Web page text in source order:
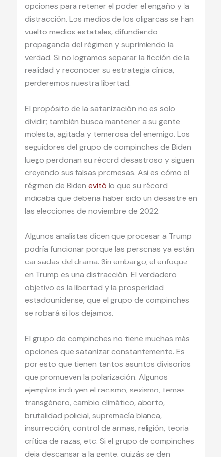
opciones para retener el poder el engaño y la
distracción. Los medios de los oligarcas se han
vuelto medios estatales, difundiendo
propaganda del régimen y suprimiendo la
verdad. Si no logramos separar la ficción de la
realidad y reconocer su estrategia cínica,
perderemos nuestra libertad.
El propósito de la satanización no es solo
dividir; también busca mantener a su gente
molesta, agitada y temerosa del enemigo. Los
seguidores del grupo de compinches de Biden
luego perdonan su récord desastroso y siguen
creyendo sus falsas promesas. Así es cómo el
régimen de Biden evitó lo que su récord
indicaba que debería haber sido un desastre en
las elecciones de noviembre de 2022.
Algunos analistas dicen que procesar a Trump
podría funcionar porque las personas ya están
cansadas del drama. Sin embargo, el enfoque
en Trump es una distracción. El verdadero
objetivo es la libertad y la prosperidad
estadounidense, que el grupo de compinches
se robará si los dejamos.
El grupo de compinches no tiene muchas más
opciones que satanizar constantemente. Es
por esto que tienen tantos asuntos divisorios
que promueven la polarización. Algunos
ejemplos incluyen el racismo, sexismo, temas
transgénero, cambio climático, aborto,
brutalidad policial, supremacía blanca,
insurrección, control de armas, religión, teoría
crítica de razas, etc. Si el grupo de compinches
deja descansar a la gente, quizás se den